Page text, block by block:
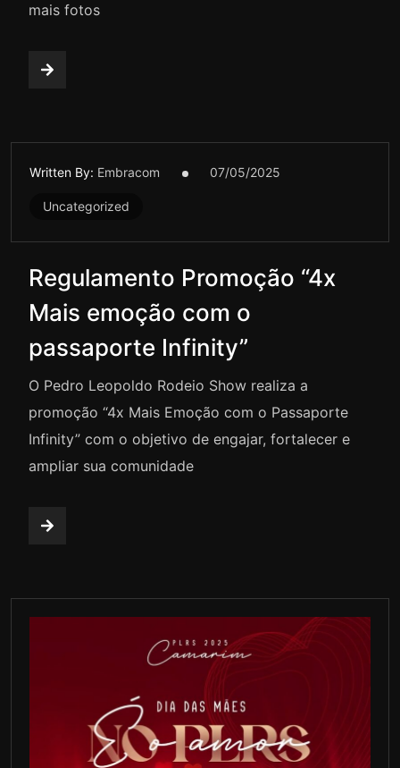
mais fotos
Written By: Embracom 07/05/2025
Uncategorized
Regulamento Promoção “4x
Mais emoção com o
passaporte Infinity”
O Pedro Leopoldo Rodeio Show realiza a
promoção “4x Mais Emoção com o Passaporte
Infinity” com o objetivo de engajar, fortalecer e
ampliar sua comunidade